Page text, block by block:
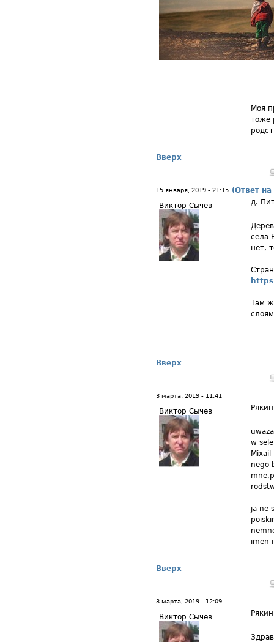
Моя
тоже
Вверх
15 января, 2019 - 21:15 (Ответ
Виктор Сычев
д.
села
нет,
Там
Вверх
3 марта, 2019 - 11:41
Виктор Сычев
w
nego
ja ne
imen
Вверх
3 марта, 2019 - 12:09
Виктор Сычев